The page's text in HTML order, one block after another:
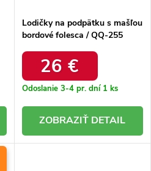
Lodičky na podpätku s mašľou
bordové folesca / QQ-255
26 €
Odoslanie 3-4 pr. dní 1 ks
DETAIL